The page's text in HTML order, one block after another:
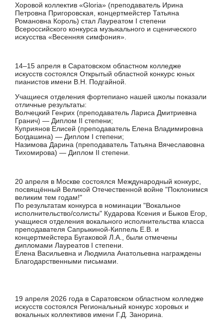
Хоровой коллектив «Gloria» (преподаватель Ирина
Петровна Пригоровская, концертмейстер Татьяна
Романовна Король) стал Лауреатом I степени
Всероссийского конкурса музыкального и сценического
искусства «Весенняя симфония».
14–15 апреля в Саратовском областном колледже
искусств состоялся Открытый областной конкурс юных
пианистов имени В.Н. Подгайной.
Учащиеся отделения фортепиано нашей школы показали
отличные результаты:
Волчецкий Генрих (преподаватель Лариса Дмитриевна
Гранич) — Диплом II степени;
Куприянов Елисей (преподаватель Елена Владимировна
Богдашина) — Диплом I степени;
Назимова Дарина (преподаватель Татьяна Вячеславовна
Тихомирова) — Диплом II степени.
20 апреля в Москве состоялся Международный конкурс,
посвящённый Великой Отечественной войне "Поклонимся
великим тем годам!"
По результатам конкурса в номинации "Вокальное
исполнительство/солисты" Кударова Ксения и Быков Егор,
учащиеся отделения вокального исполнительства класса
преподавателя Сапрыкиной-Киппель Е.В. и
концертмейстера Бугаковой Л.А., были отмечены
дипломами Лауреатов I степени.
Елена Васильевна и Людмила Анатольевна награждены
Благодарственными письмами.
19 апреля 2026 года в Саратовском областном колледже
искусств состоялся Региональный конкурс хоровых и
вокальных коллективов имени Г.Д. Занорина.